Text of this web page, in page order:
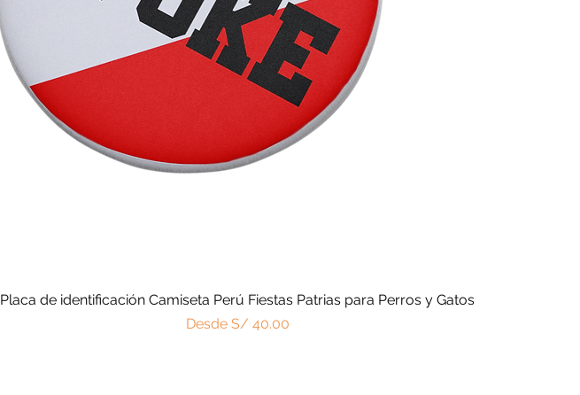
Vista rápida
Placa de identificación Camiseta Perú Fiestas Patrias para Perros y Gatos
Desde S/ 40.00
Precio de oferta